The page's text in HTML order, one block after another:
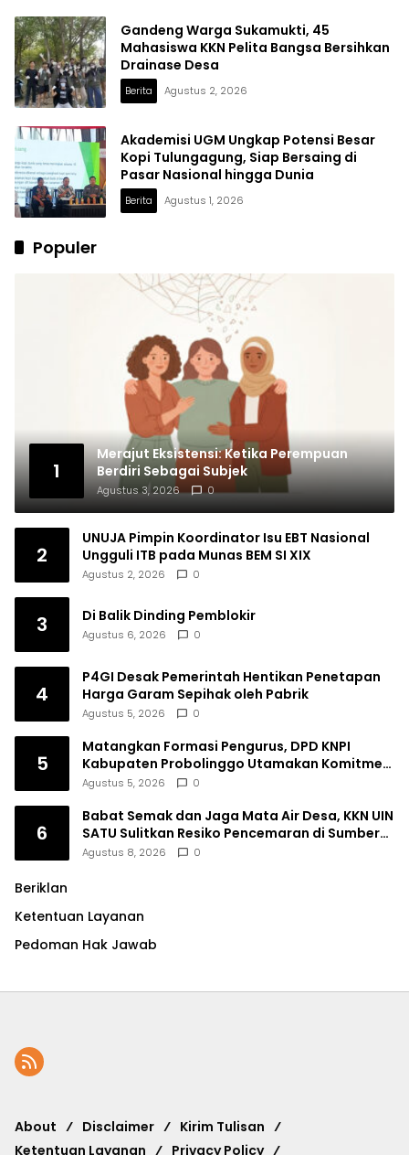
Gandeng Warga Sukamukti, 45
Mahasiswa KKN Pelita Bangsa Bersihkan
Drainase Desa
Berita Agustus 2, 2026
Akademisi UGM Ungkap Potensi Besar
Kopi Tulungagung, Siap Bersaing di
Pasar Nasional hingga Dunia
Berita Agustus 1, 2026
Populer
1
Merajut Eksistensi: Ketika Perempuan
Berdiri Sebagai Subjek
Agustus 3, 2026 0
2
UNUJA Pimpin Koordinator Isu EBT Nasional
Ungguli ITB pada Munas BEM SI XIX
Agustus 2, 2026 0
3 Di Balik Dinding Pemblokir
Agustus 6, 2026 0
4
P4GI Desak Pemerintah Hentikan Penetapan
Harga Garam Sepihak oleh Pabrik
Agustus 5, 2026 0
5
Matangkan Formasi Pengurus, DPD KNPI
Kabupaten Probolinggo Utamakan Komitmen
dan Kinerja
Agustus 5, 2026 0
6
Babat Semak dan Jaga Mata Air Desa, KKN UIN
SATU Sulitkan Resiko Pencemaran di Sumber
Ngumbul
Agustus 8, 2026 0
Beriklan
Ketentuan Layanan
Pedoman Hak Jawab
About Disclaimer
Kirim Tulisan
Ketentuan Layanan
Privacy Policy